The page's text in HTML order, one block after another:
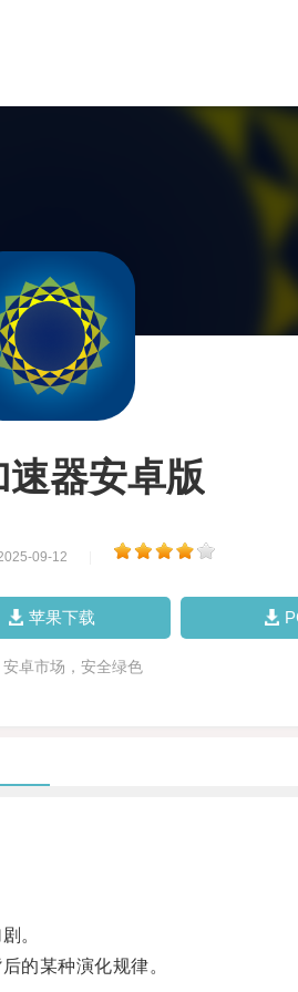
速器安卓版
09-12
苹果下载
安卓市场，安全绿色
。
的某种演化规律。